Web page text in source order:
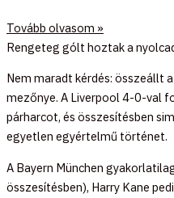
Tovább olvasom »
Rengeteg gólt hoztak a
Nem maradt kérdés: összeállt
mezőnye. A Liverpool 4-0-val
párharcot, és összesítésben
egyetlen egyértelmű történet.
A Bayern München
összesítésben), Harry Kane